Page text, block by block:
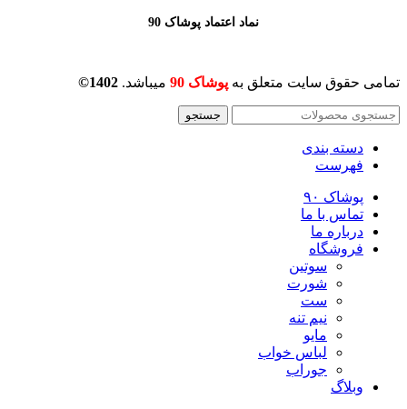
نماد اعتماد پوشاک 90
تمامی حقوق سایت متعلق به پوشاک 90 میباشد. 1402©
جستجو
دسته بندی
فهرست
پوشاک ۹۰
تماس با ما
درباره ما
فروشگاه
سوتین
شورت
ست
نیم تنه
مایو
لباس خواب
جوراب
وبلاگ